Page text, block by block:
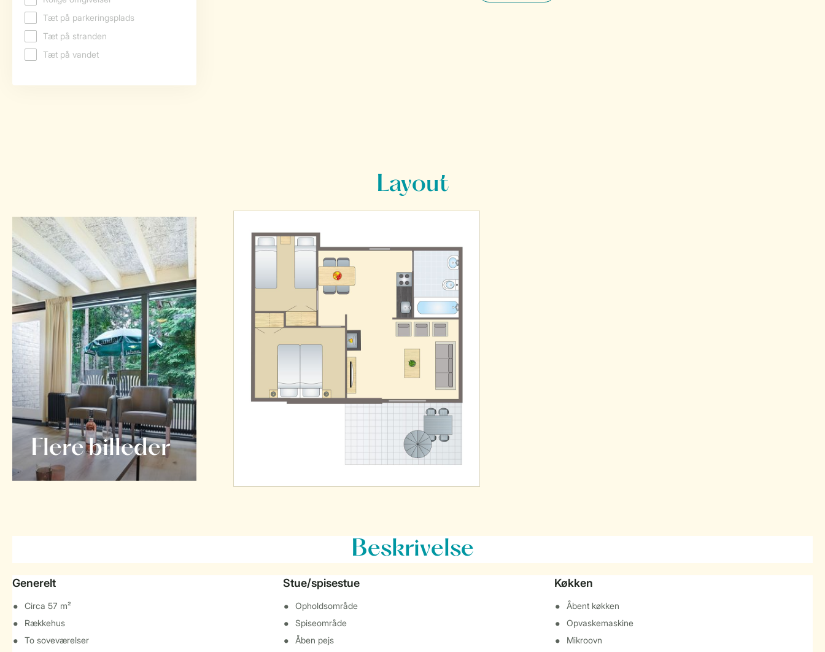
Layout
Flere billeder
Beskrivelse
Generelt
Circa 57 m²
Rækkehus
To soveværelser
Stue/spisestue
Opholdsområde
Spiseområde
Åben pejs
Køkken
Åbent køkken
Opvaskemaskine
Mikroovn